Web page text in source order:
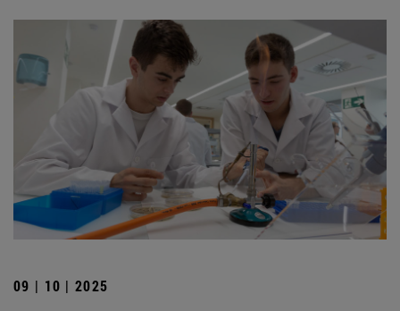
09 | 10 | 2025